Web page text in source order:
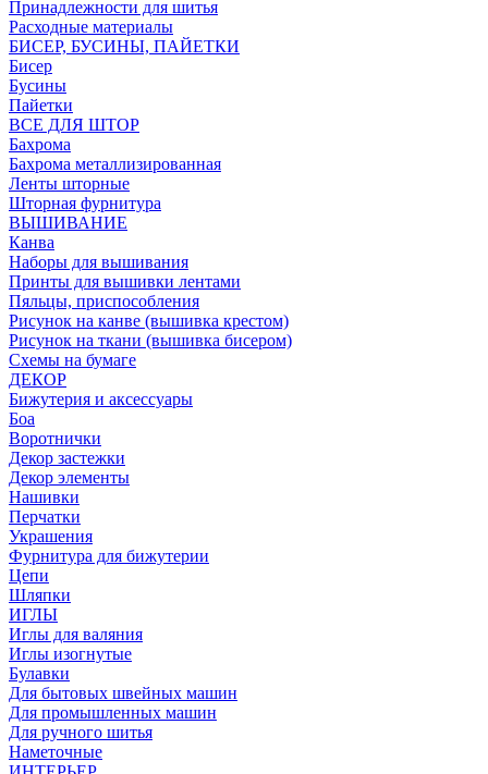
Принадлежности для шитья
Расходные материалы
БИСЕР, БУСИНЫ, ПАЙЕТКИ
Бисер
Бусины
Пайетки
ВСЕ ДЛЯ ШТОР
Бахрома
Бахрома металлизированная
Ленты шторные
Шторная фурнитура
ВЫШИВАНИЕ
Канва
Наборы для вышивания
Принты для вышивки лентами
Пяльцы, приспособления
Рисунок на канве (вышивка крестом)
Рисунок на ткани (вышивка бисером)
Схемы на бумаге
ДЕКОР
Бижутерия и аксессуары
Боа
Воротнички
Декор застежки
Декор элементы
Нашивки
Перчатки
Украшения
Фурнитура для бижутерии
Цепи
Шляпки
ИГЛЫ
Иглы для валяния
Иглы изогнутые
Булавки
Для бытовых швейных машин
Для промышленных машин
Для ручного шитья
Наметочные